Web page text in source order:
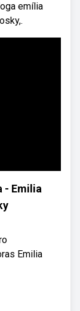
emília
- Emilia
Emilia